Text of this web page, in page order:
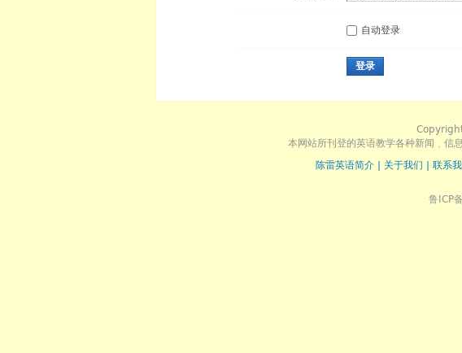
自动登录
登录
本网站所刊登的英语教学各种新闻﹑信
陈雷英语简介
关于我们 联系
鲁ICP